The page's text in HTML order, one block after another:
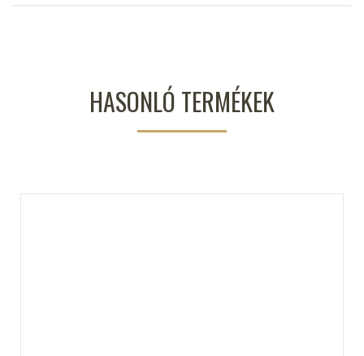
HASONLÓ TERMÉKEK